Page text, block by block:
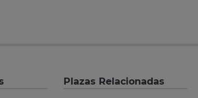
Plazas Relacionadas